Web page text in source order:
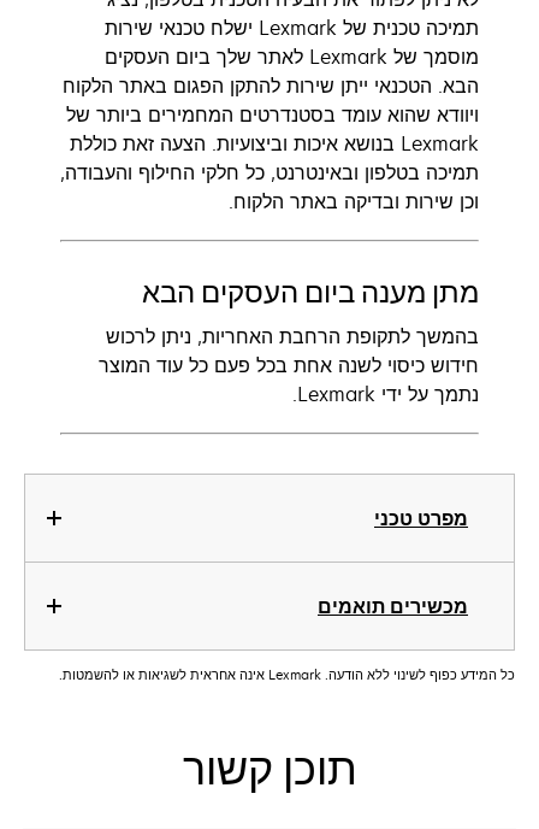
מפרט טכני
מכשירים תואמים
תמיכה טכנית של Lexmark ישלח טכנאי שירות
מוסמך של Lexmark לאתר שלך ביום העסקים
הבא. הטכנאי ייתן שירות להתקן הפגום באתר הלקוח
ויוודא שהוא עומד בסטנדרטים המחמירים ביותר של
Lexmark בנושא איכות וביצועיות. ‏‫הצעה זאת כוללת
תמיכה בטלפון ובאינטרנט, כל חלקי החילוף והעבודה,
וכן שירות ובדיקה באתר הלקוח.‬
מתן מענה ביום העסקים הבא
בהמשך לתקופת הרחבת האחריות, ניתן לרכוש
חידוש כיסוי לשנה אחת בכל פעם כל עוד המוצר
נתמך על ידי Lexmark.
כל המידע כפוף לשינוי ללא הודעה. Lexmark אינה אחראית לשגיאות או להשמטות.
תוכן קשור